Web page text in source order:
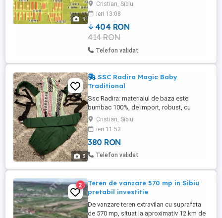
9
spații comerciale" Situat la intrare în
Cristian pe partea stângă dinspre Sibiu,
270 ml deschidere ...
Cristian, Sibiu
ieri 13:08
404 RON
414 RON
Telefon validat
3
SSC Radira Magic Baby
Traditional
Ssc Radira: materialul de baza este
bumbac 100%, de import, robust, cu
densitatea de 250 gr/mp, cu tesatura pe
diagonala, certificat OEKO TEX 100
(standard pentru tipurile de materiale
testate pentru substante nocive). Cusut cu
ata rezistenta, sistemul este buretat si
...
Cristian, Sibiu
ieri 11:53
380 RON
Telefon validat
2
Teren de vanzare 570 mp in Sibiu
pretabil investitie
De vanzare teren extravilan cu suprafata
de 570 mp, situat la aproximativ 12 km de